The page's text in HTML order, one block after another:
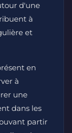
d'une
à
et
en
à
une
dans les
partir